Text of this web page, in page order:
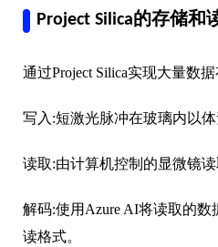
Project Silica的存储和
通过Project Silica实现大量数
写入:短激光脉冲在玻璃内以体
读取:由计算机控制的显微镜读
解码:使用Azure AI将读取的
读格式。